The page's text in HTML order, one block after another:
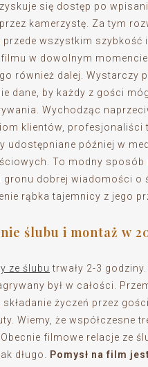
się dostęp po
kamerzystę. Za tym
przede wszystkim szybkość
w dowolnym
również dalej. Wystarczy
dane, by każdy z gości
Wychodząc
klientów, profesjonaliści
udostępniane później w
To modny sposób
gronu dobrej wiadomości o
rąbka tajemnicy z jego
ślubu i montaż w
ze ślubu trwały 2-3
był w całości.
składanie życzeń przez
Wiemy, że współczesne
filmowe relacje ze
długo. Pomysł na film